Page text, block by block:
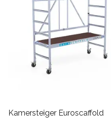
Kamersteiger Euroscaffold